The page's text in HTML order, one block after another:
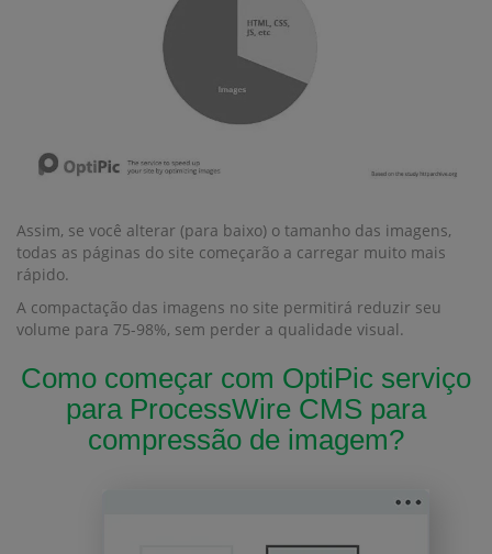
Assim, se você alterar (para baixo) o tamanho das imagens,
todas as páginas do site começarão a carregar muito mais
rápido.
A compactação das imagens no site permitirá reduzir seu
volume para 75-98%, sem perder a qualidade visual.
Como começar com OptiPic serviço
para ProcessWire CMS para
compressão de imagem?